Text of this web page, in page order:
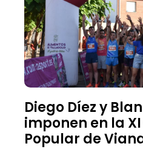
Diego Díez y
imponen en la
Popular de